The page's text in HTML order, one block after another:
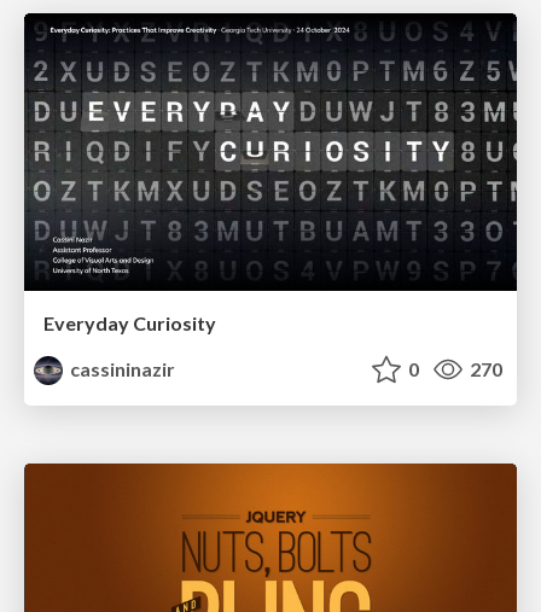
Everyday Curiosity
cassininazir
0 270